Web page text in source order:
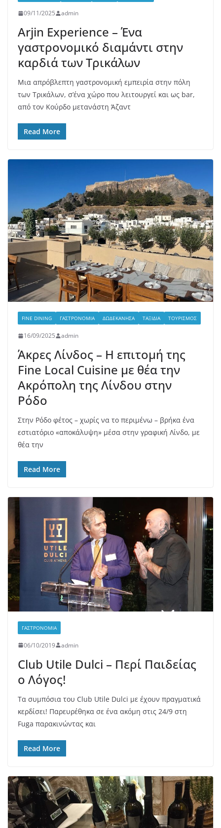
09/11/2025 admin
Arjin Experience – Ένα
γαστρονομικό διαμάντι στην
καρδιά των Τρικάλων
Μια απρόβλεπτη γαστρονομική εμπειρία στην πόλη
των Τρικάλων, σ’ένα χώρο που λειτουργεί και ως bar,
από τον Κούρδο μετανάστη Άζαντ
Read More
FINE DINING ΓΑΣΤΡΟΝΟΜΊΑ ΔΩΔΕΚΆΝΗΣΑ ΤΑΞΊΔΙΑ ΤΟΥΡΙΣΜΌΣ
16/09/2025 admin
Άκρες Λίνδος – Η επιτομή της
Fine Local Cuisine με θέα την
Ακρόπολη της Λίνδου στην
Ρόδο
Στην Ρόδο φέτος – χωρίς να το περιμένω – βρήκα ένα
εστιατόριο «αποκάλυψη» μέσα στην γραφική Λίνδο, με
θέα την
Read More
ΓΑΣΤΡΟΝΟΜΊΑ
06/10/2019 admin
Club Utile Dulci – Περί Παιδείας
ο Λόγος!
Τα συμπόσια του Club Utile Dulci με έχουν πραγματικά
κερδίσει! Παρευρέθηκα σε ένα ακόμη στις 24/9 στη
Fuga παρακινώντας και
Read More